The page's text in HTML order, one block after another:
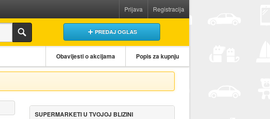
Prijava Registracija
PREDAJ OGLAS
Obavijesti o akcijama Popis za kupnju
SUPERMARKETI U TVOJOJ BLIZINI